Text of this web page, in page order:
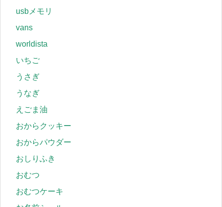
usbメモリ
vans
worldista
いちご
うさぎ
うなぎ
えごま油
おからクッキー
おからパウダー
おしりふき
おむつ
おむつケーキ